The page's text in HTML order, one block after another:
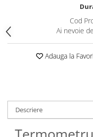
Cod
Ai nevoie
Adauga la
Descriere